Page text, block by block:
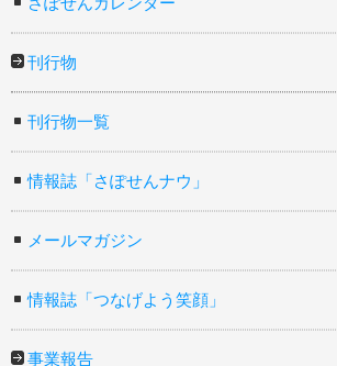
刊行物
刊行物一覧
情報誌「さぽせんナウ」
メールマガジン
情報誌「つなげよう笑顔」
事業報告